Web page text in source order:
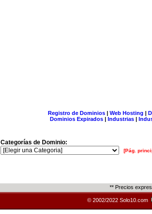
Registro de Dominios| Web Hosting |
Dominios Expirados | Industrias |
Categorías de Dominio:
[Pág.
** Precios
© 2002/2022 Solo10.com